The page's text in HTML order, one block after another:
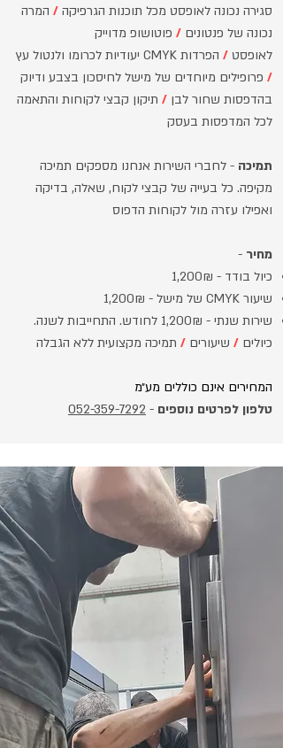
סגירה נכונה לאופסט מכל תוכנות הגרפיקה / המרה
נכונה של פנטונים / פוטושופ מדוייק
לאופסט / הפרדות CMYK יעודיות לכרומו ולנטול עץ
/ פרופילים מיוחדים של מישל לחיסכון בצבע ודיוק
בהדפסות שחור לבן / תיקון קבצי לקוחות והתאמה
לכל המדפסות בעסק
תמיכה - לחברי השירות אנחנו מספקים תמיכה
מקיפה. כל בעייה של קבצי לקוח, שאלה, בדיקה
ואפילו עזרה מול לקוחות הדפוס
מחיר -
כיול בודד - 1,200₪
שיעור CMYK של מישל - 1,200₪
שירות שנתי - 1,200₪ לחודש. התחייבות לשנה.
כיולים / שיעורים / תמיכה מקצועית ללא הגבלה
המחירים אינם כוללים מע״מ
טלפון לפרטים נוספים -
052-359-7292